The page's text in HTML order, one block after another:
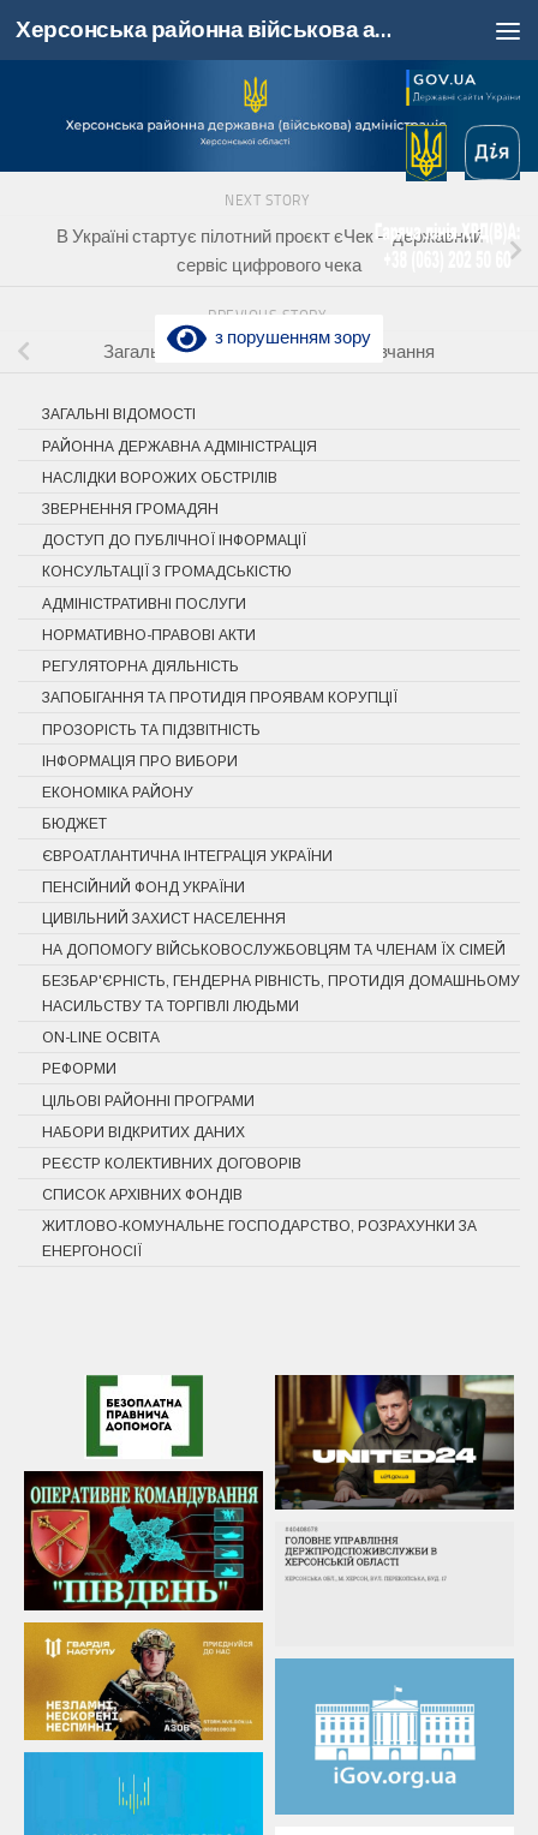
Skip to content Херсонська районна військова адміністрація, Херсонська область
з порушенням зору
NEXT STORY
В Україні стартує пілотний проєкт єЧек – державний
сервіс цифрового чека
PREVIOUS STORY
Загальнонаціональна хвилина мовчання
ЗАГАЛЬНІ ВІДОМОСТІ
РАЙОННА ДЕРЖАВНА АДМІНІСТРАЦІЯ
НАСЛІДКИ ВОРОЖИХ ОБСТРІЛІВ
ЗВЕРНЕННЯ ГРОМАДЯН
ДОСТУП ДО ПУБЛІЧНОЇ ІНФОРМАЦІЇ
КОНСУЛЬТАЦІЇ З ГРОМАДСЬКІСТЮ
АДМІНІСТРАТИВНІ ПОСЛУГИ
НОРМАТИВНО-ПРАВОВІ АКТИ
РЕГУЛЯТОРНА ДІЯЛЬНІСТЬ
ЗАПОБІГАННЯ ТА ПРОТИДІЯ ПРОЯВАМ КОРУПЦІЇ
ПРОЗОРІСТЬ ТА ПІДЗВІТНІСТЬ
ІНФОРМАЦІЯ ПРО ВИБОРИ
ЕКОНОМІКА РАЙОНУ
БЮДЖЕТ
ЄВРОАТЛАНТИЧНА ІНТЕГРАЦІЯ УКРАЇНИ
ПЕНСІЙНИЙ ФОНД УКРАЇНИ
ЦИВІЛЬНИЙ ЗАХИСТ НАСЕЛЕННЯ
НА ДОПОМОГУ ВІЙСЬКОВОСЛУЖБОВЦЯМ ТА ЧЛЕНАМ ЇХ СІМЕЙ
БЕЗБАР'ЄРНІСТЬ, ГЕНДЕРНА РІВНІСТЬ, ПРОТИДІЯ ДОМАШНЬОМУ
НАСИЛЬСТВУ ТА ТОРГІВЛІ ЛЮДЬМИ
ON-LINE ОСВІТА
РЕФОРМИ
ЦІЛЬОВІ РАЙОННІ ПРОГРАМИ
НАБОРИ ВІДКРИТИХ ДАНИХ
РЕЄСТР КОЛЕКТИВНИХ ДОГОВОРІВ
СПИСОК АРХІВНИХ ФОНДІВ
ЖИТЛОВО-КОМУНАЛЬНЕ ГОСПОДАРСТВО, РОЗРАХУНКИ ЗА
ЕНЕРГОНОСІЇ